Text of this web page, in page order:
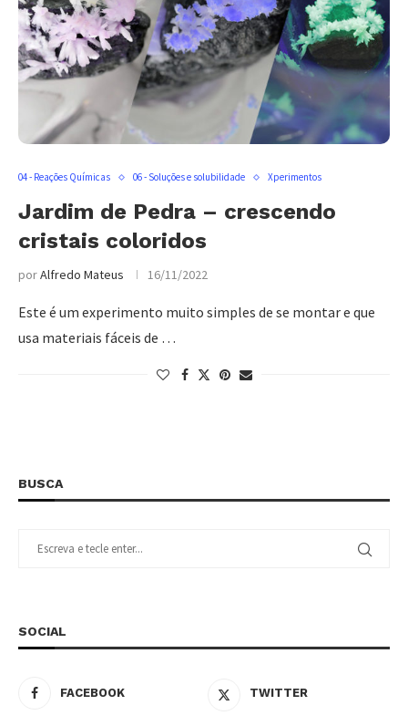
04 - Reações Químicas 06 - Soluções e solubilidade Xperimentos
Jardim de Pedra – crescendo
cristais coloridos
porAlfredo Mateus 16/11/2022
Este é um experimento muito simples de se montar e que
usa materiais fáceis de …
BUSCA
SOCIAL
FACEBOOK TWITTER